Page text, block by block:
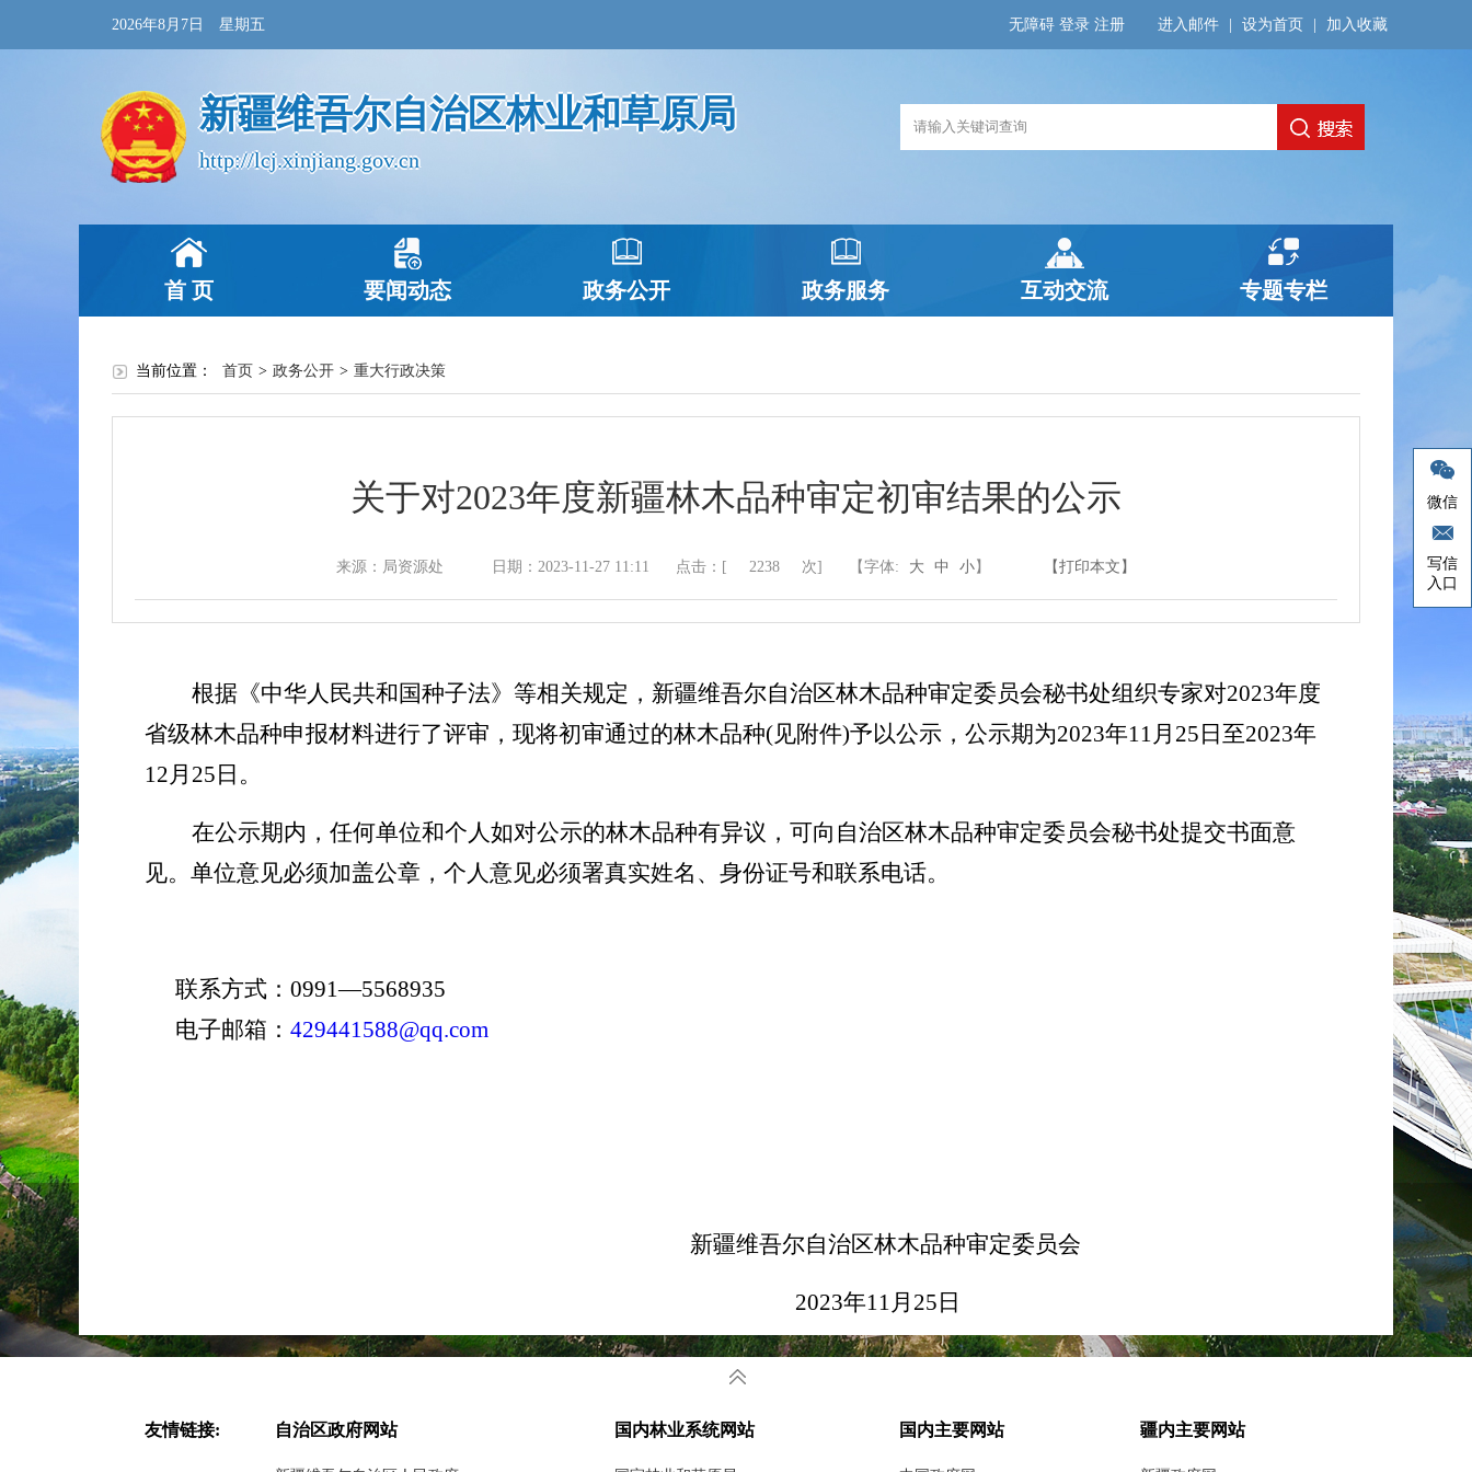
微信
写信
入口
2026年8月7日 星期五 进入邮件 设为首页 加入收藏
无障碍 登录 注册
新疆维吾尔自治区林业和草原局
http://lcj.xinjiang.gov.cn
首 页 要闻动态 政务公开 政务服务 互动交流 专题专栏
当前位置： 首页 > 政务公开 > 重大行政决策
关于对2023年度新疆林木品种审定初审结果的公示
来源：局资源处 日期：2023-11-27 11:11 点击：[ 2238 次] 【字体: 大 中 小 】 【打印本文】
根据《中华人民共和国种子法》等相关规定， 新疆维吾尔自治区林木品种审定委员会秘书处组织专家对2023年度
省级林木品种申报材料进行了评审，现将初审通过的林木品种(见附件)予以公示，公示期为2023年11月 25 日至2023年
12月 25 日。
在公示期内，任何单位和个人如对公示的林木品种有异议，可向 自治区林木品种审定委员会秘书处提交书面意
见。单位意见必须加盖公章，个人意见必须署真实姓名、身份证号和联系电话。
联系方式： 0991—5568935
电子邮箱： 429441588@qq.com
新疆维吾尔自治区林木品种审定委员会
2023年11月 25 日
友情链接: 自治区政府网站 国内林业系统网站 国内主要网站 疆内主要网站